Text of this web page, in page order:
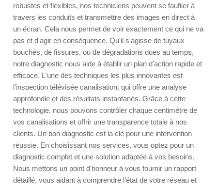
robustes et flexibles, nos techniciens peuvent se faufiler à
travers les conduits et transmettre des images en direct à
un écran. Cela nous permet de voir exactement ce qui ne va
pas et d'agir en conséquence. Qu'il s'agisse de tuyaux
bouchés, de fissures, ou de dégradations dues au temps,
notre diagnostic nous aide à établir un plan d'action rapide et
efficace. L'une des techniques les plus innovantes est
l'inspection télévisée canalisation, qui offre une analyse
approfondie et des résultats instantanés. Grâce à cette
technologie, nous pouvons contrôler chaque centimètre de
vos canalisations et offrir une transparence totale à nos
clients. Un bon diagnostic est la clé pour une intervention
réussie. En choisissant nos services, vous optez pour un
diagnostic complet et une solution adaptée à vos besoins.
Nous mettons un point d'honneur à vous fournir un rapport
détaillé, vous aidant à comprendre l’état de votre réseau et